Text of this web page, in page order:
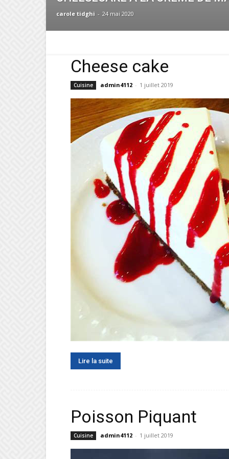
carole tidghi - 24 mai 2020
Cheese cake
Cuisine admin4112 - 1 juillet 2019
Lire la suite
Poisson Piquant
Cuisine admin4112 - 1 juillet 2019